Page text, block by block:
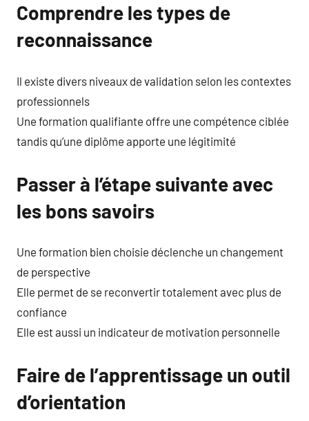
Comprendre les types de
reconnaissance
Il existe divers niveaux de validation selon les contextes
professionnels
Une formation qualifiante offre une compétence ciblée
tandis qu’une diplôme apporte une légitimité
Passer à l’étape suivante avec
les bons savoirs
Une formation bien choisie déclenche un changement
de perspective
Elle permet de se reconvertir totalement avec plus de
confiance
Elle est aussi un indicateur de motivation personnelle
Faire de l’apprentissage un outil
d’orientation